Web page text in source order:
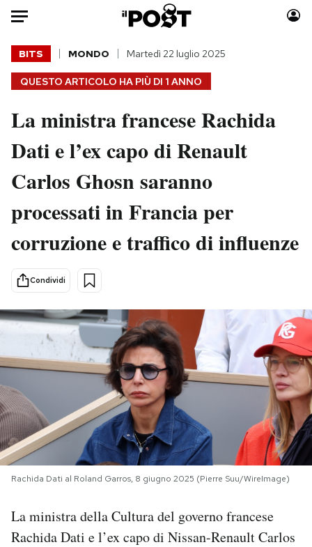
Auto
HOME
Italia
Politica
Tecnologia
Scienza
Cultura
Sport
Moda
Consumismi
Storie/Idee
Media
Europa
PODCAST
I MIEI PREFERITI
SHOP
CALENDARIO
QUESTO ARTICOLO HA PIÙ DI 1 ANNO
BITS MONDO Martedì 22 luglio 2025
La ministra francese Rachida
Dati e l’ex capo di Renault
Carlos Ghosn saranno
processati in Francia per
corruzione e traffico di influenze
Condividi
Rachida Dati al Roland Garros, 8 giugno 2025 (Pierre Suu/WireImage)
La ministra della Cultura del governo francese
Rachida Dati e l’ex capo di Nissan-Renault Carlos